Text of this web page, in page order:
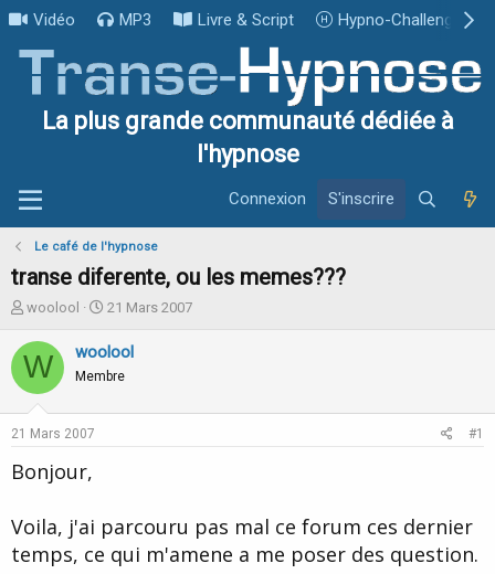
Vidéo MP3 Livre & Script Hypno-Challenge
La plus grande communauté dédiée à
l'hypnose
Connexion S'inscrire
Le café de l'hypnose
transe diferente, ou les memes???
I
i
t
u
e
a
woolool
D
t
d
21 Mars 2007
W woolool
Membre
21 Mars 2007 #1
Bonjour,
Voila, j'ai parcouru pas mal ce forum ces dernier
temps, ce qui m'amene a me poser des question.